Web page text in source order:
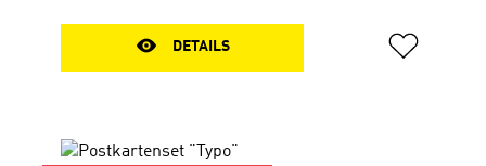
Grussbotschaft.Faltkarte, 10,5 x 14.8 cm, 4 Seiteninkl.
Kuvert und mit Webcamabdeckung als Geschenk
DETAILS